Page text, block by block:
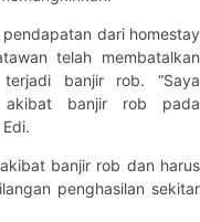
dari homestay
telah membatalkan
banjir rob. “Saya
akibat banjir rob pada
banjir rob dan harus
penghasilan sekitar